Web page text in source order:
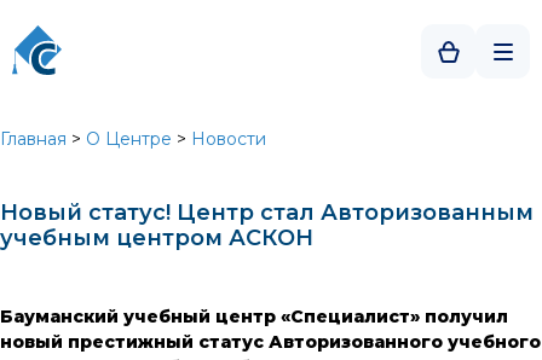
Главная > О Центре > Новости
Новый статус! Центр стал Авторизованным
учебным центром АСКОН
Бауманский учебный центр «Специалист» получил
новый престижный статус Авторизованного учебного